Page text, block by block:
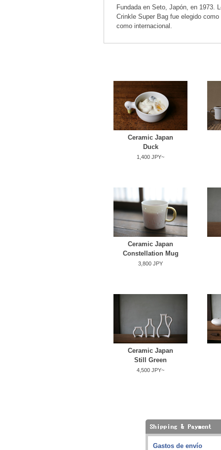
Fundada en Seto, Japón, en 1973.
Crinkle Super Bag fue elegido
como internacional.
Ceramic Japan
Duck
1,400 JPY~
Ceramic Japan
Constellation Mug
3,800 JPY
Ceramic Japan
Still Green
4,500 JPY~
Gastos de envío